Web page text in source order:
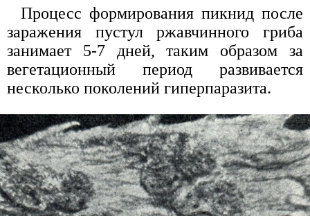
Процесс формирования пикнид после
заражения пустул ржавчинного гриба
занимает 5-7 дней, таким образом за
вегетационный период развивается
несколько поколений гиперпаразита.